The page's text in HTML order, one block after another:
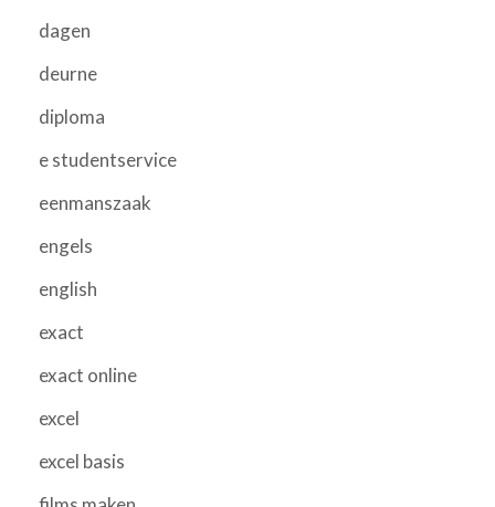
dagen
deurne
diploma
e studentservice
eenmanszaak
engels
english
exact
exact online
excel
excel basis